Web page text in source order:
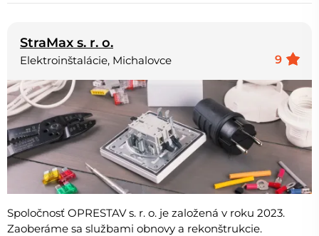
StraMax s. r. o.
9
Elektroinštalácie, Michalovce
Spoločnosť OPRESTAV s. r. o. je založená v roku 2023.
Zaoberáme sa službami obnovy a rekonštrukcie.